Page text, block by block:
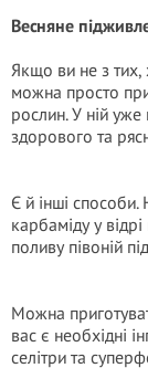
Весняне
Якщо ви не з тих,
можна просто
рослин. У ній уже
здорового та
Є й інші
карбаміду у
поливу півоній
Можна
вас є необхідні
селітри та